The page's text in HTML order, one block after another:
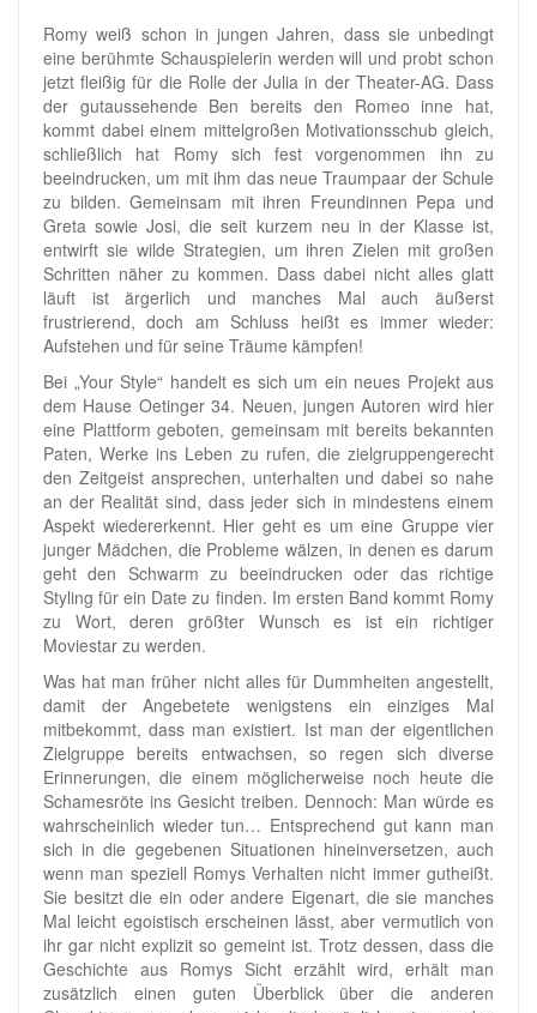
Romy weiß schon in jungen Jahren, dass sie unbedingt
eine berühmte Schauspielerin werden will und probt schon
jetzt fleißig für die Rolle der Julia in der Theater-AG. Dass
der gutaussehende Ben bereits den Romeo inne hat,
kommt dabei einem mittelgroßen Motivationsschub gleich,
schließlich hat Romy sich fest vorgenommen ihn zu
beeindrucken, um mit ihm das neue Traumpaar der Schule
zu bilden. Gemeinsam mit ihren Freundinnen Pepa und
Greta sowie Josi, die seit kurzem neu in der Klasse ist,
entwirft sie wilde Strategien, um ihren Zielen mit großen
Schritten näher zu kommen. Dass dabei nicht alles glatt
läuft ist ärgerlich und manches Mal auch äußerst
frustrierend, doch am Schluss heißt es immer wieder:
Aufstehen und für seine Träume kämpfen!
Bei „Your Style“ handelt es sich um ein neues Projekt aus
dem Hause Oetinger 34. Neuen, jungen Autoren wird hier
eine Plattform geboten, gemeinsam mit bereits bekannten
Paten, Werke ins Leben zu rufen, die zielgruppengerecht
den Zeitgeist ansprechen, unterhalten und dabei so nahe
an der Realität sind, dass jeder sich in mindestens einem
Aspekt wiedererkennt. Hier geht es um eine Gruppe vier
junger Mädchen, die Probleme wälzen, in denen es darum
geht den Schwarm zu beeindrucken oder das richtige
Styling für ein Date zu finden. Im ersten Band kommt Romy
zu Wort, deren größter Wunsch es ist ein richtiger
Moviestar zu werden.
Was hat man früher nicht alles für Dummheiten angestellt,
damit der Angebetete wenigstens ein einziges Mal
mitbekommt, dass man existiert. Ist man der eigentlichen
Zielgruppe bereits entwachsen, so regen sich diverse
Erinnerungen, die einem möglicherweise noch heute die
Schamesröte ins Gesicht treiben. Dennoch: Man würde es
wahrscheinlich wieder tun… Entsprechend gut kann man
sich in die gegebenen Situationen hineinversetzen, auch
wenn man speziell Romys Verhalten nicht immer gutheißt.
Sie besitzt die ein oder andere Eigenart, die sie manches
Mal leicht egoistisch erscheinen lässt, aber vermutlich von
ihr gar nicht explizit so gemeint ist. Trotz dessen, dass die
Geschichte aus Romys Sicht erzählt wird, erhält man
zusätzlich einen guten Überblick über die anderen